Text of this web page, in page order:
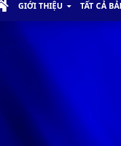
GIỚI THIỆU TẤT CẢ
Công-vụ các Sứ-đồ -
Công-vụ các Sứ-đồ -